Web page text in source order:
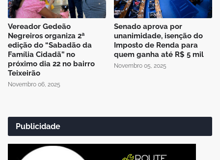
Vereador Gedeão
Negreiros organiza 2ª
edição do “Sabadão da
Família Cidadã” no
próximo dia 22 no bairro
Teixeirão
Novembro 06, 2025
Senado aprova por
unanimidade, isenção do
Imposto de Renda para
quem ganha até R$ 5 mil
Novembro 05, 2025
Publicidade